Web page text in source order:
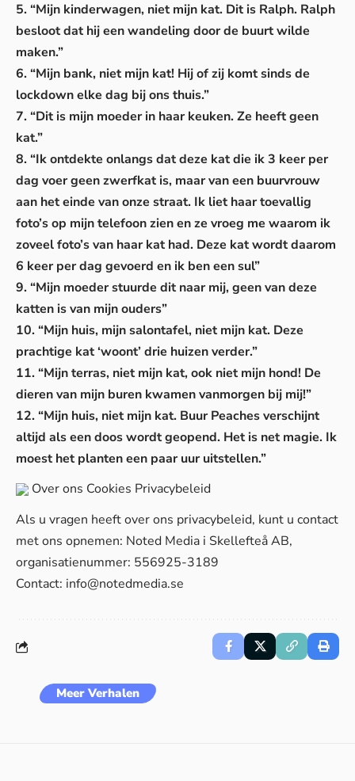
5. “Mijn kinderwagen, niet mijn kat. Dit is Ralph. Ralph
besloot dat hij een wandeling door de buurt wilde
maken.”
6. “Mijn bank, niet mijn kat! Hij of zij komt sinds de
lockdown elke dag bij ons thuis.”
7. “Dit is mijn moeder in haar keuken. Ze heeft geen
kat.”
8. “Ik ontdekte onlangs dat deze kat die ik 3 keer per
dag voer geen zwerfkat is, maar van een buurvrouw
aan het einde van onze straat. Ik liet haar toevallig
foto’s op mijn telefoon zien en ze vroeg me waarom ik
zoveel foto’s van haar kat had. Deze kat wordt daarom
6 keer per dag gevoerd en ik ben een sul”
9. “Mijn moeder stuurde dit naar mij, geen van deze
katten is van mijn ouders”
10. “Mijn huis, mijn salontafel, niet mijn kat. Deze
prachtige kat ‘woont’ drie huizen verder.”
11. “Mijn terras, niet mijn kat, ook niet mijn hond! De
dieren van mijn buren kwamen vanmorgen bij mij!”
12. “Mijn huis, niet mijn kat. Buur Peaches verschijnt
altijd als een doos wordt geopend. Het is net magie. Ik
moest het planten een paar uur uitstellen.”
Over ons Cookies Privacybeleid
Als u vragen heeft over ons privacybeleid, kunt u contact
met ons opnemen: Noted Media i Skellefteå AB,
organisatienummer: 556925-3189
Contact: info@notedmedia.se
Meer Verhalen